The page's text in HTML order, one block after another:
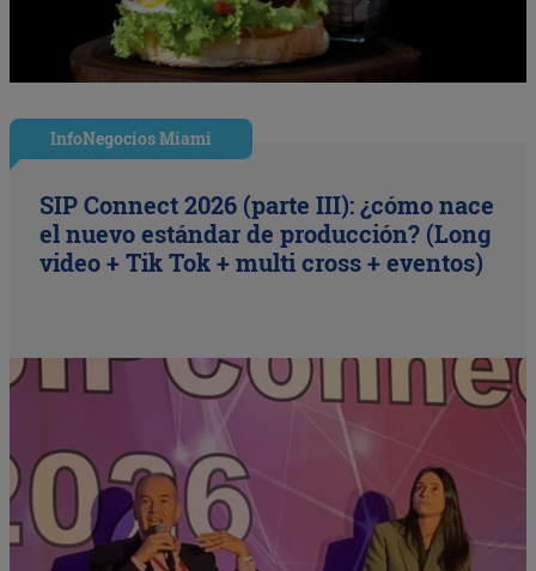
InfoNegocios Miami
SIP Connect 2026 (parte III): ¿cómo nace
el nuevo estándar de producción? (Long
video + Tik Tok + multi cross + eventos)